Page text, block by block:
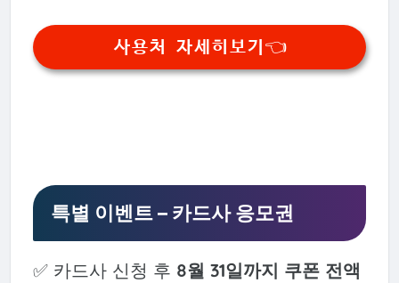
사용처 자세히보기👈
특별 이벤트 – 카드사 응모권
✅ 카드사 신청 후 8월 31일까지 쿠폰 전액